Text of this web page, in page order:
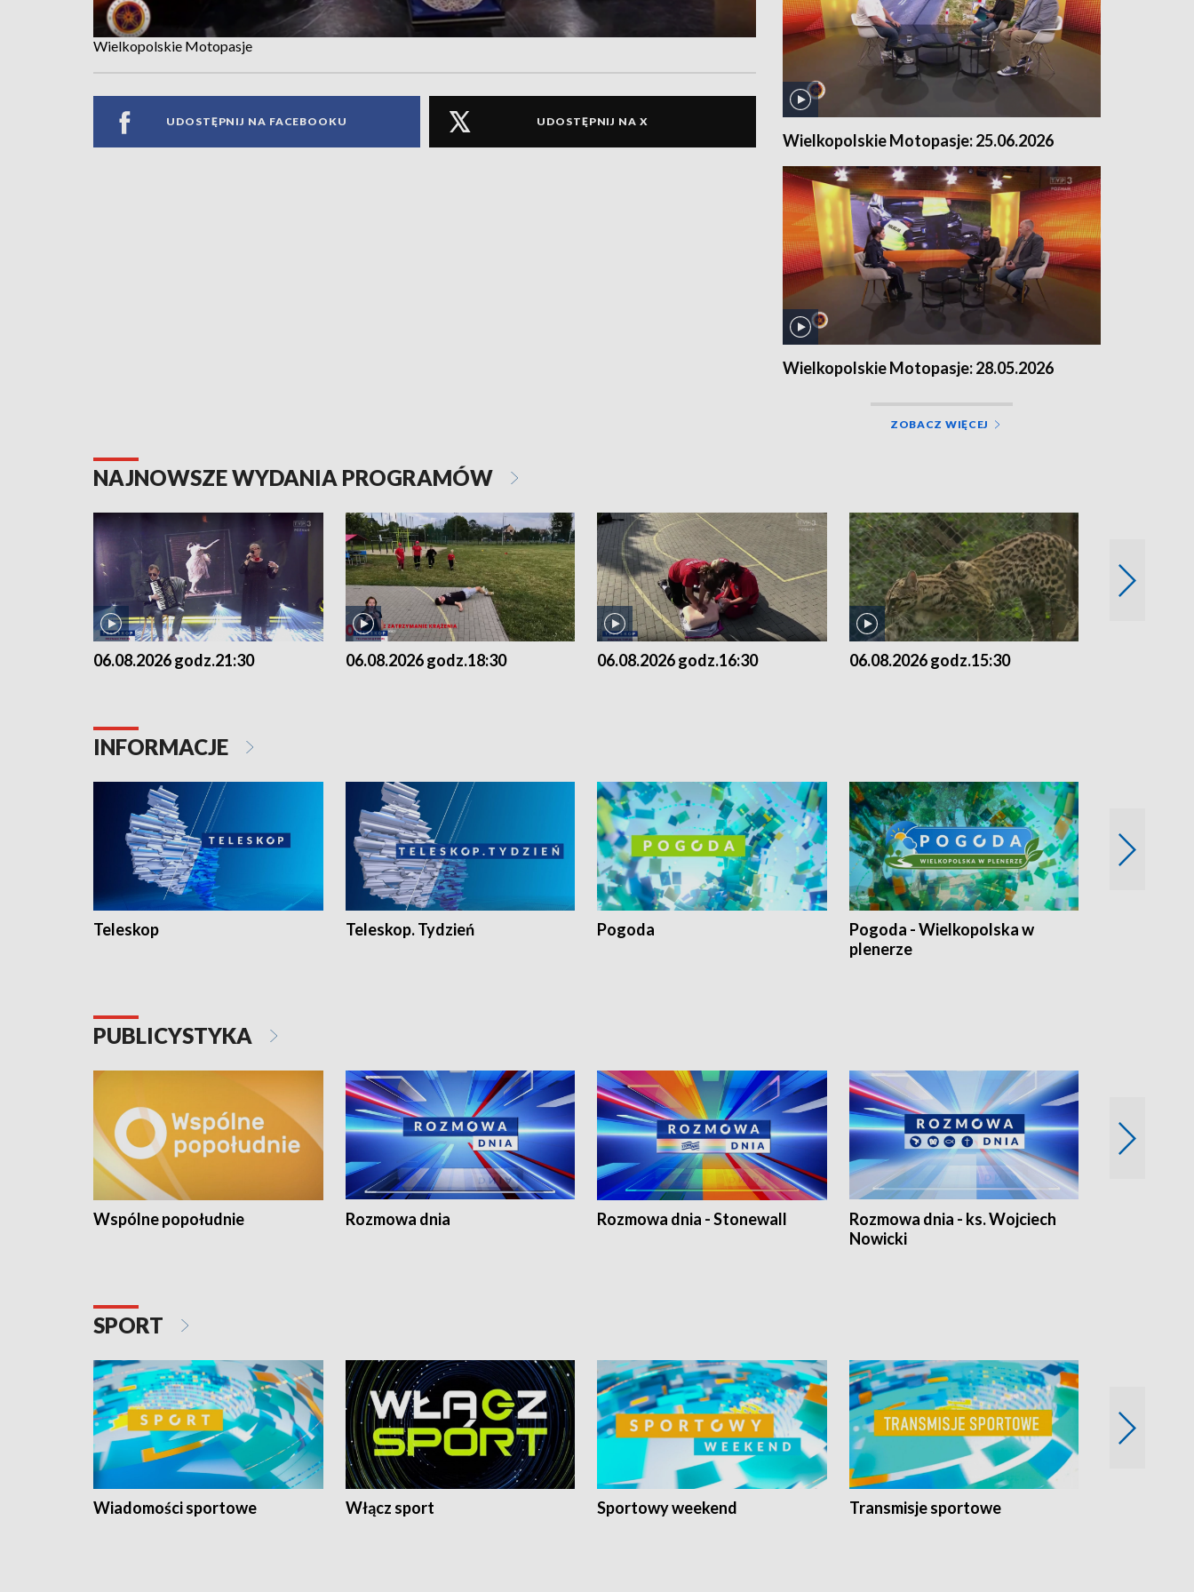
Wielkopolskie Motopasje
UDOSTĘPNIJ NA FACEBOOKU UDOSTĘPNIJ NA X
Wielkopolskie Motopasje: 25.06.2026
Wielkopolskie Motopasje: 28.05.2026
ZOBACZ WIĘCEJ
NAJNOWSZE WYDANIA PROGRAMÓW
06.08.2026 godz.21:30 06.08.2026 godz.18:30 06.08.2026 godz.16:30 06.08.2026 godz.15:30
INFORMACJE
Teleskop Teleskop. Tydzień Pogoda
Pogoda - Wielkopolska w
plenerze
PUBLICYSTYKA
Wspólne popołudnie Rozmowa dnia Rozmowa dnia - Stonewall
Rozmowa dnia - ks. Wojciech
Nowicki
SPORT
Wiadomości sportowe Włącz sport Sportowy weekend Transmisje sportowe